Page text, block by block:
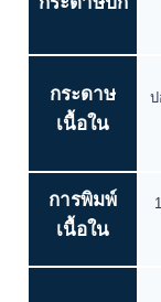
ระบบพิมพ์
(
นิยม